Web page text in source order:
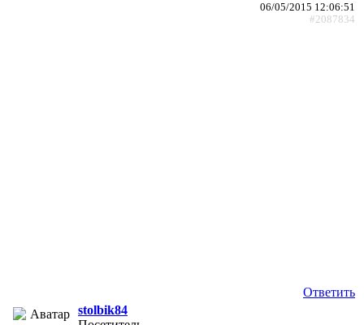
06/05/2015 12:06:51
#2087834
Ответить
stolbik84